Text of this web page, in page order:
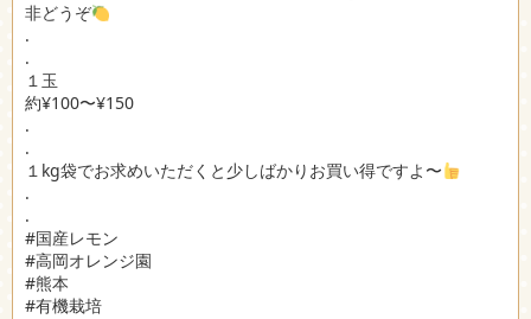
非どうぞ
.
.
１玉
約¥100〜¥150
.
.
１kg袋でお求めいただくと少しばかりお買い得ですよ〜
.
.
#国産レモン
#高岡オレンジ園
#熊本
#有機栽培